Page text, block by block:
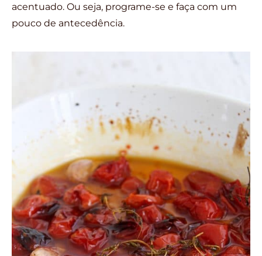
acentuado. Ou seja, programe-se e faça com um
pouco de antecedência.